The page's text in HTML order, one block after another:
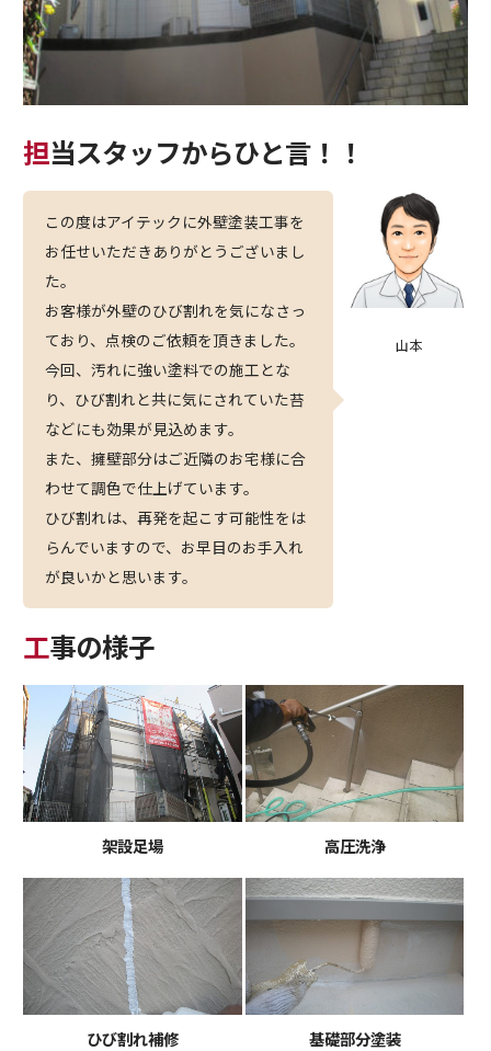
担当スタッフからひと言！！
この度はアイテックに外壁塗装工事を
お任せいただきありがとうございまし
た。
お客様が外壁のひび割れを気になさっ
ており、点検のご依頼を頂きました。
今回、汚れに強い塗料での施工とな
り、ひび割れと共に気にされていた苔
などにも効果が見込めます。
また、擁壁部分はご近隣のお宅様に合
わせて調色で仕上げています。
ひび割れは、再発を起こす可能性をは
らんでいますので、お早目のお手入れ
が良いかと思います。
山本
工事の様子
架設足場 高圧洗浄
ひび割れ補修 基礎部分塗装